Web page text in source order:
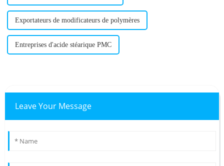
Exportateurs de modificateurs de polymères
Entreprises d'acide stéarique PMC
Leave Your Message